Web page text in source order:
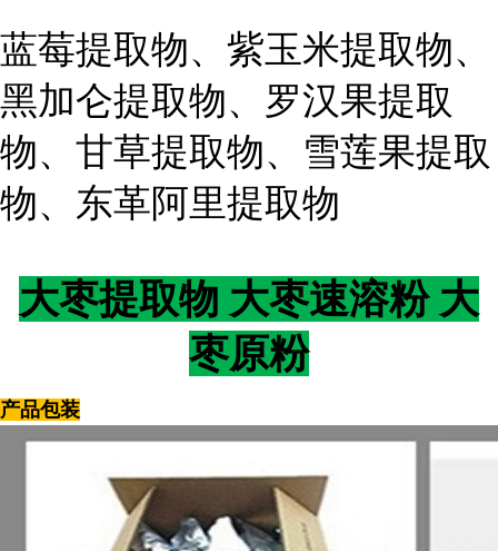
蓝莓提取物、紫玉米提取物、
黑加仑提取物、罗汉果提取
物、甘草提取物、雪莲果提取
物、东革阿里提取物
大枣提取物 大枣速溶粉 大
枣原粉
产品包装